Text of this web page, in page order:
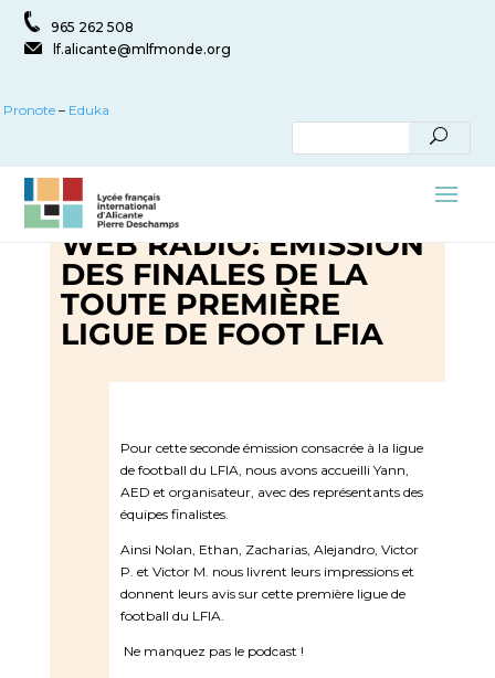
965 262 508
lf.alicante@mlfmonde.org
Pronote – Eduka
WEB RADIO: EMISSION
DES FINALES DE LA
TOUTE PREMIÈRE
LIGUE DE FOOT LFIA
Pour cette seconde émission consacrée à la ligue
de football du LFIA, nous avons accueilli Yann,
AED et organisateur, avec des représentants des
équipes finalistes.
Ainsi Nolan, Ethan, Zacharias, Alejandro, Victor
P. et Victor M. nous livrent leurs impressions et
donnent leurs avis sur cette première ligue de
football du LFIA.
Ne manquez pas le podcast !